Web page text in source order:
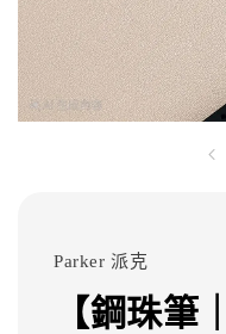
Parker 派克
【鋼珠筆